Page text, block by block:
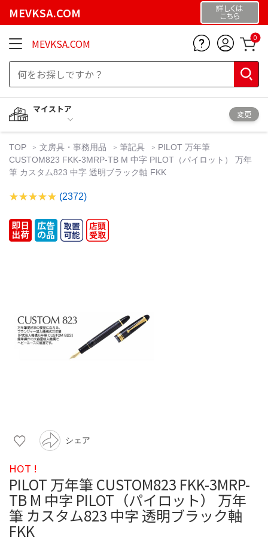
MEVKSA.COM 詳しくは
こちら
MEVKSA.COM 0
マイストア
変更
TOP 文房具・事務用品 筆記具
PILOT 万年筆
CUSTOM823 FKK-3MRP-TB M 中字 PILOT（パイロット） 万年
筆 カスタム823 中字 透明ブラック軸 FKK
(2372)
シェア
HOT !
PILOT 万年筆 CUSTOM823 FKK-3MRP-
TB M 中字 PILOT（パイロット） 万年
筆 カスタム823 中字 透明ブラック軸
FKK